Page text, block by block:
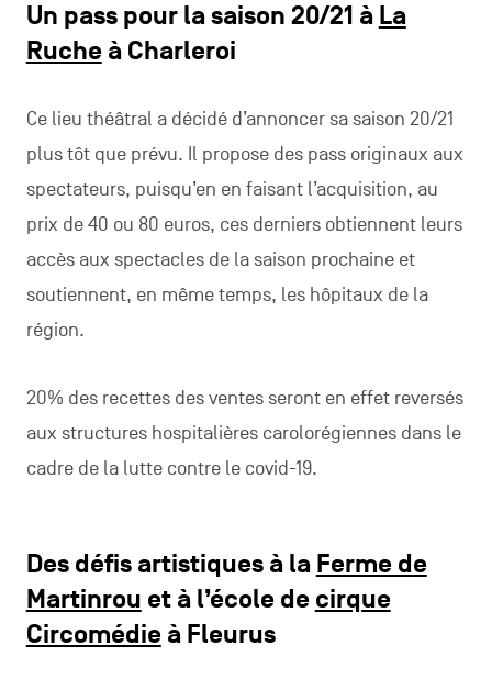
Un pass pour la saison 20/21 à La
Rucheà Charleroi
Ce lieu théâtral a décidé d’annoncer sa saison 20/21
plus tôt que prévu. Il propose des pass originaux aux
spectateurs, puisqu’en en faisant l’acquisition, au
prix de 40 ou 80 euros, ces derniers obtiennent leurs
accès aux spectacles de la saison prochaine et
soutiennent, en même temps, les hôpitaux de la
région.
20% des recettes des ventes seront en effet reversés
aux structures hospitalières carolorégiennes dans le
cadre de la lutte contre le covid-19.
Des défis artistiques à la Ferme de
Martinrou et à l’école de cirque
Circomédieà Fleurus